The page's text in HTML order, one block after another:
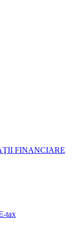
FINANCIARE
tax